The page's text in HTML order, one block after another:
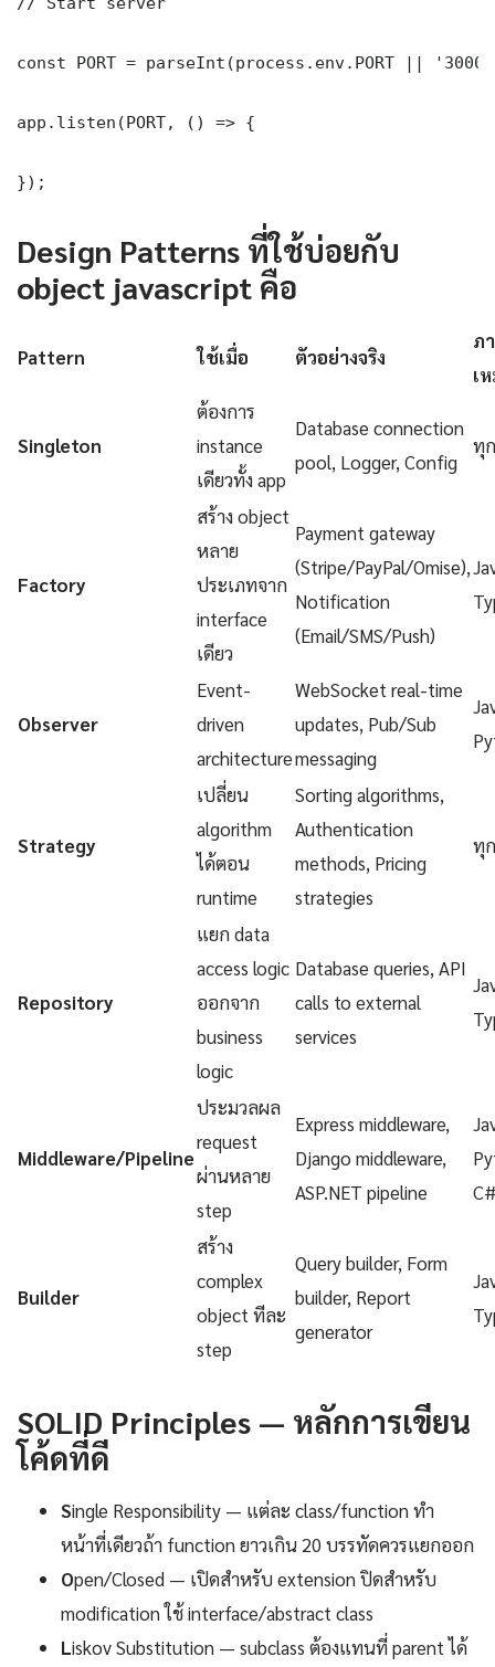
const PORT = parseInt(process.env.PORT ||
app.listen(PORT, () => {
});
Design Patterns ที่ใช้บ่อยกับ
object javascript คือ
Pattern ใช้เมื่อ ตัวอย่างจริง
ภ
เ
Singleton
ต้องการ
instance
เดียวทั้ง app
Database connection
pool, Logger, Config
ทุ
Factory
สร้าง object
หลาย
ประเภทจาก
interface
เดียว
Payment gateway
(Stripe/PayPal/Omise),
Notification
(Email/SMS/Push)
Observer
Event-
driven
architecture
WebSocket real-time
updates, Pub/Sub
messaging
Strategy
เปลี่ยน
algorithm
ได้ตอน
runtime
Sorting algorithms,
Authentication
methods, Pricing
strategies
ทุ
Repository
แยก data
access logic
ออกจาก
business
logic
Database queries, API
calls to external
services
Middleware/Pipeline
ประมวลผล
request
ผ่านหลาย
step
Express middleware,
Django middleware,
ASP.NET pipeline
Builder
สร้าง
complex
object ทีละ
step
Query builder, Form
builder, Report
generator
SOLID Principles — หลักการเขียน
โค้ดที่ดี
Single Responsibility — แต่ละ class/function ทำ
หน้าที่เดียวถ้า function ยาวเกิน 20 บรรทัดควรแยกออก
Open/Closed — เปิดสำหรับ extension ปิดสำหรับ
modification ใช้ interface/abstract class
Liskov Substitution — subclass ต้องแทนที่ parent ได้